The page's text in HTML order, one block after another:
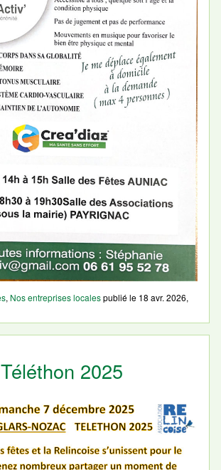
, Nos entreprises localespublié le 18 avr. 2026,
Téléthon 2025